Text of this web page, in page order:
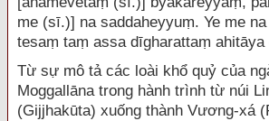
me (sī.)] na saddaheyyuṃ. Ye me
tesaṃ taṃ assa dīgharattaṃ ahitāya
Từ sự mô tả các loài khổ quỷ của
Moggallāna trong hành trình từ núi
(Gijjhakūta) xuống thành Vương-xá